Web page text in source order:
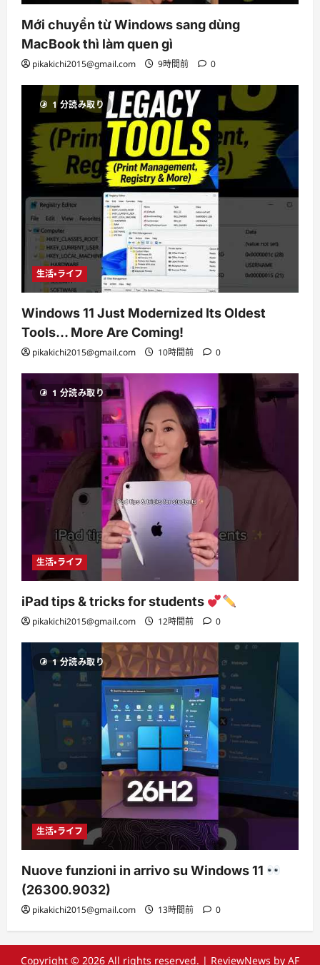
Mới chuyển từ Windows sang dùng
MacBook thì làm quen gì
pikakichi2015@gmail.com 9時間前 0
1 分読み取り
生活・ライフ
Windows 11 Just Modernized Its Oldest
Tools… More Are Coming!
pikakichi2015@gmail.com 10時間前 0
1 分読み取り
生活・ライフ
iPad tips & tricks for students
pikakichi2015@gmail.com 12時間前 0
1 分読み取り
生活・ライフ
Nuove funzioni in arrivo su Windows 11
(26300.9032)
pikakichi2015@gmail.com 13時間前 0
Copyright © 2026 All rights reserved. | ReviewNews by AF